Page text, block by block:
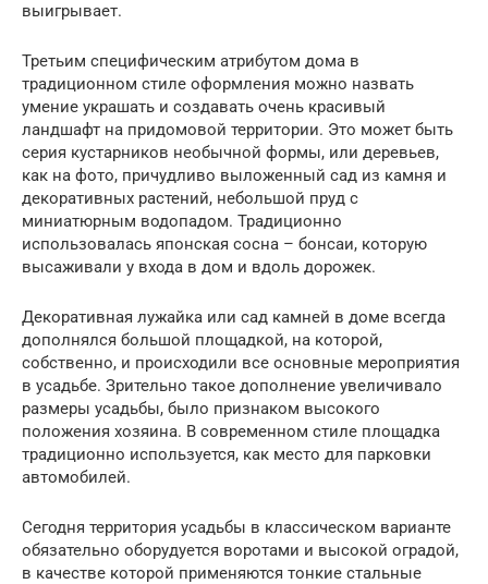
выигрывает.
Третьим специфическим атрибутом дома в
традиционном стиле оформления можно назвать
умение украшать и создавать очень красивый
ландшафт на придомовой территории. Это может быть
серия кустарников необычной формы, или деревьев,
как на фото, причудливо выложенный сад из камня и
декоративных растений, небольшой пруд с
миниатюрным водопадом. Традиционно
использовалась японская сосна – бонсаи, которую
высаживали у входа в дом и вдоль дорожек.
Декоративная лужайка или сад камней в доме всегда
дополнялся большой площадкой, на которой,
собственно, и происходили все основные мероприятия
в усадьбе. Зрительно такое дополнение увеличивало
размеры усадьбы, было признаком высокого
положения хозяина. В современном стиле площадка
традиционно используется, как место для парковки
автомобилей.
Сегодня территория усадьбы в классическом варианте
обязательно оборудуется воротами и высокой оградой,
в качестве которой применяются тонкие стальные